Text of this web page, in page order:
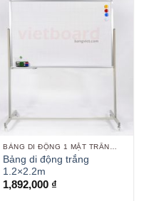
BẢNG DI ĐỘNG 1 MẶT TRẮNG VIẾT BÚT
Bảng di động trắng
1.2×2.2m
1,892,000 ₫